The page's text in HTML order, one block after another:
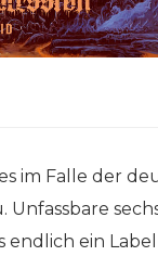
im Falle der
Unfassbare
endlich ein